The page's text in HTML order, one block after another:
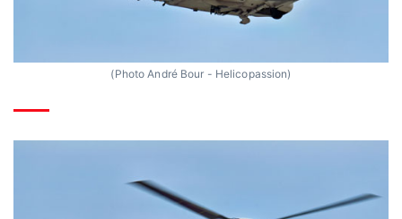
(Photo André Bour - Helicopassion)